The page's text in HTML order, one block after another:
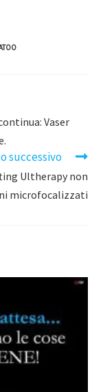
Vaser
successivo
Ultherapy non
microfocalizzati